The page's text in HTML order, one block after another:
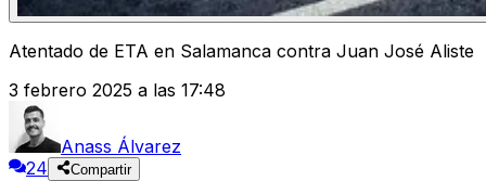
Atentado de ETA en Salamanca contra Juan José Aliste
3 febrero 2025 a las 17:48
Anass Álvarez
24
Compartir